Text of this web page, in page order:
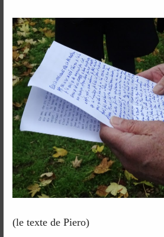
(le texte de Piero)